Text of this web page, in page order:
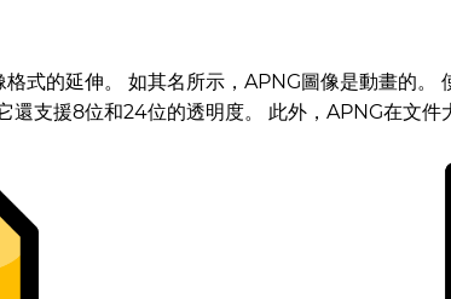
式的延伸。 如其名所示，APNG圖像是動畫的。
支援8位和24位的透明度。 此外，APNG在文件